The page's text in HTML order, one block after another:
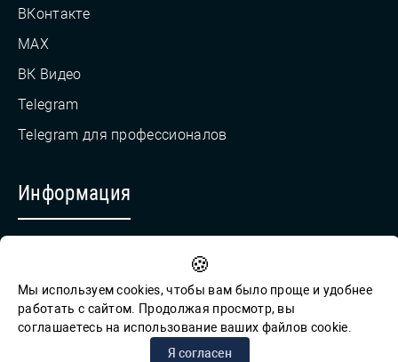
ВКонтакте
MAX
ВК Видео
Telegram
Telegram для профессионалов
Информация
Обратная связь для сообщений о фактах коррупции
© СПб ГБУК ГСЦБС, 2012-2026 гг.
🍪
Мы используем cookies, чтобы вам было проще и удобнее
работать с сайтом. Продолжая просмотр, вы
соглашаетесь на использование ваших файлов cookie.
Я согласен